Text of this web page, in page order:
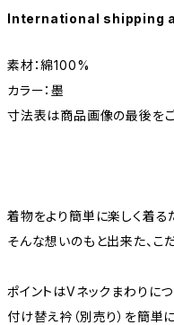
International shipping
素材：綿100%
カラー：墨
寸法表は商品画像の最後を
着物をより簡単に楽しく着る
そんな想いのもと出来た、こ
ポイントはVネックまわりにつ
付け替え衿（別売り）を簡単